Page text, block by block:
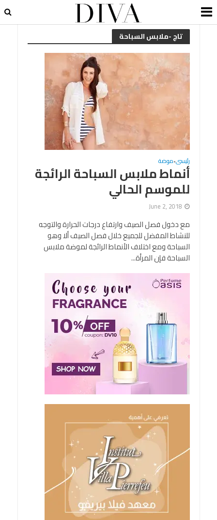
تاج -ملابس السباحة
رئيسى•موضة
أنماط ملابس السباحة الرائجة
للموسم الحالي
June 2, 2018
مع دخول فصل الصيف وارتفاع درجات الحرارة والتوجه
للنشاط المفضل للجميع خلال فصل الصيف ألا وهو
السباحة ومع اختلاف الأنماط الرائجة لموضة ملابس
السباحة فإن المرأة...